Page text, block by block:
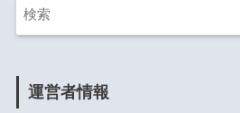
運営者情報